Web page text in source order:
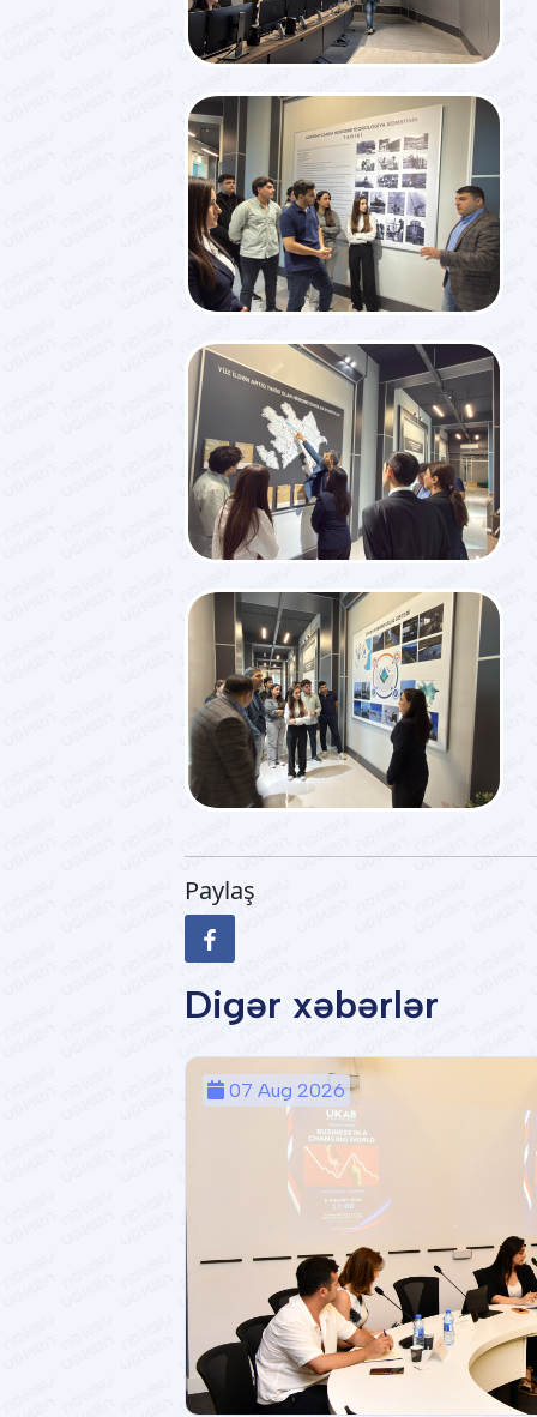
Paylaş
Digər xəbərlər
07 Aug 2026